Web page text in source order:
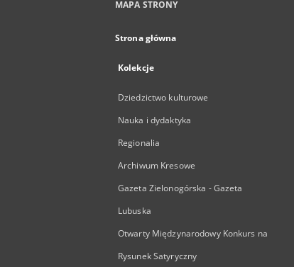
MAPA STRONY
Strona główna
Kolekcje
Dziedzictwo kulturowe
Nauka i dydaktyka
Regionalia
Archiwum Kresowe
Gazeta Zielonogórska - Gazeta
Lubuska
Otwarty Międzynarodowy Konkurs na
Rysunek Satyryczny